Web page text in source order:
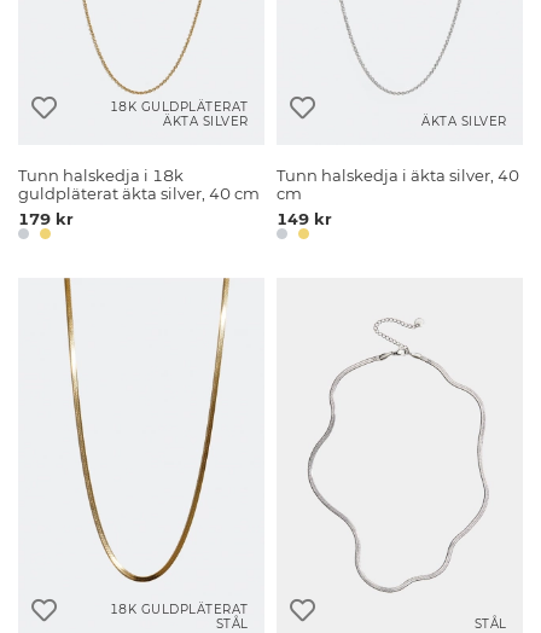
18K GULDPLÄTERAT
ÄKTA SILVER
Tunn halskedja i 18k
guldpläterat äkta silver, 40 cm
179 kr
ÄKTA SILVER
Tunn halskedja i äkta silver, 40
cm
149 kr
18K GULDPLÄTERAT
STÅL
STÅL